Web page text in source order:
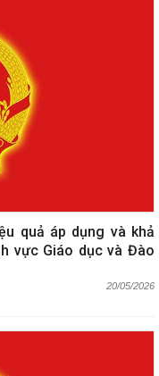
quả áp dụng và khả
vực Giáo dục và Đào
20/05/2026